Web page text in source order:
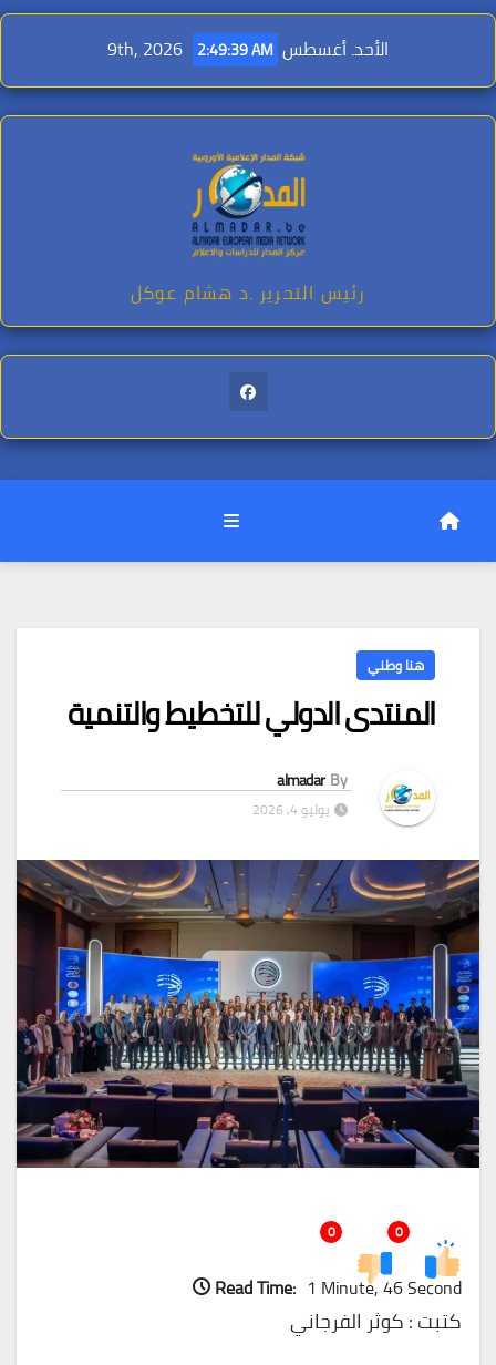
Skip
content
الأحد. أغسطس 9th, 2026 2:49:41 AM
رئيس التحرير .د هشام عوكل
هنا وطني
المنتدى الدولي للتخطيط والتنمية
By
almadar
يوليو 4, 2026
0
0
Read Time: 1 Minute, 46 Second
كتبت : كوثر الفرجاني